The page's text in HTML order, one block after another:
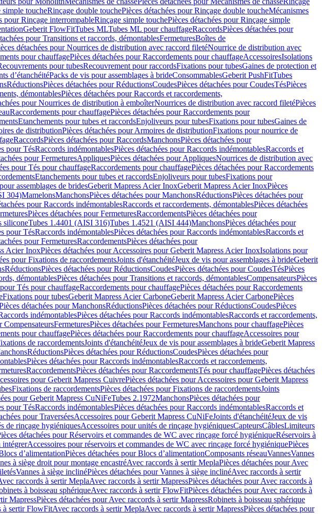
simple toucheRinçage double touchePièces détachées pour Rinçage double toucheMécanismes
pour Rinçage interrompableRinçage simple touchePièces détachées pour Rinçage simple
Geberit FlowFitTubes MLTubes ML pour chauffageRaccordsPièces détachées pour
pour Transitions et raccords, démontablesFermeturesBoîtes de
détachées pour Nourrices de distribution avec raccord filetéNourrice de distribution avec
pour chauffagePièces détachées pour Raccordements pour chauffageAccessoiresIsolations
pour tubesRecouvrement pour raccordsFixations pour tubesGaines de protection et
d’étanchéitéPacks de vis pour assemblages à brideConsommablesGeberit PushFitTubes
RéductionsPièces détachées pour RéductionsCoudesPièces détachées pour CoudesTésPièces
démontablesPièces détachées pour Raccords et raccordements,
pour Nourrices de distribution à emboîterNourrices de distribution avec raccord filetéPièces
Raccordements pour chauffagePièces détachées pour Raccordements pour
Etanchements pour tubes et raccordsEnjoliveurs pour tubesFixations pour tubesGaines de
de distributionPièces détachées pour Armoires de distributionFixations pour nourrice de
RaccordsPièces détachées pour RaccordsManchonsPièces détachées pour
pour TésRaccords indémontablesPièces détachées pour Raccords indémontablesRaccords et
pour FermeturesAppliquesPièces détachées pour AppliquesNourrices de distribution avec
pour Tés pour chauffageRaccordements pour chauffagePièces détachées pour Raccordements
Etanchements pour tubes et raccordsEnjoliveurs pour tubesFixations pour
assemblages de bridesGeberit Mapress Acier InoxGeberit Mapress Acier InoxPièces
304)MamelonsManchonsPièces détachées pour ManchonsRéductionsPièces détachées pour
pour Raccords indémontablesRaccords et raccordements, démontablesPièces détachées
Pièces détachées pour FermeturesRaccordementsPièces détachées pour
siliconeTubes 1.4401 (AISI 316)Tubes 1.4521 (AISI 444)ManchonsPièces détachées pour
pour TésRaccords indémontablesPièces détachées pour Raccords indémontablesRaccords et
pour FermeturesRaccordementsPièces détachées pour
Acier InoxPièces détachées pour Accessoires pour Geberit Mapress Acier InoxIsolations pour
pour Fixations de raccordementsJoints d'étanchéitéJeux de vis pour assemblages à brideGeberit
RéductionsPièces détachées pour RéductionsCoudesPièces détachées pour CoudesTésPièces
démontablesPièces détachées pour Transitions et raccords, démontablesCompensateursPièces
Tés pour chauffageRaccordements pour chauffagePièces détachées pour Raccordements
Fixations pour tubesGeberit Mapress Acier CarboneGeberit Mapress Acier CarbonePièces
détachées pour ManchonsRéductionsPièces détachées pour RéductionsCoudesPièces
indémontablesPièces détachées pour Raccords indémontablesRaccords et raccordements,
CompensateursFermeturesPièces détachées pour FermeturesManchons pour chauffagePièces
pour chauffagePièces détachées pour Raccordements pour chauffageAccessoires pour
de raccordementsJoints d'étanchéitéJeux de vis pour assemblages à brideGeberit Mapress
RéductionsPièces détachées pour RéductionsCoudesPièces détachées pour
Pièces détachées pour Raccords indémontablesRaccords et raccordements,
RaccordementsPièces détachées pour RaccordementsTés pour chauffagePièces détachées
pour Geberit Mapress CuivrePièces détachées pour Accessoires pour Geberit Mapress
Fixations de raccordementsPièces détachées pour Fixations de raccordementsJoints
pour Geberit Mapress CuNiFeTubes 2.1972ManchonsPièces détachées pour
pour TésRaccords indémontablesPièces détachées pour Raccords indémontablesRaccords et
pour TraverséesAccessoires pour Geberit Mapress CuNiFeJoints d'étanchéitéJeux de vis
de rinçage hygiéniquesAccessoires pour unités de rinçage hygiéniquesCapteursCâblesLimiteurs
détachées pour Réservoirs et commandes de WC avec rinçage forcé hygiéniqueRéservoirs à
intégrerAccessoires pour réservoirs et commandes de WC avec rinçage forcé hygiéniquePièces
d’alimentationPièces détachées pour Blocs d’alimentationComposants réseauVannesVannes
à siège droit pour montage encastréAvec raccords à sertir MeplaPièces détachées pour Avec
Vannes à siège inclinéPièces détachées pour Vannes à siège inclinéAvec raccords à sertir
raccords à sertir MeplaAvec raccords à sertir MapressPièces détachées pour Avec raccords à
à boisseau sphériqueAvec raccords à sertir FlowFitPièces détachées pour Avec raccords à
MapressPièces détachées pour Avec raccords à sertir MapressRobinets à boisseau sphérique
à sertir FlowFitAvec raccords à sertir MeplaAvec raccords à sertir MapressPièces détachées pour